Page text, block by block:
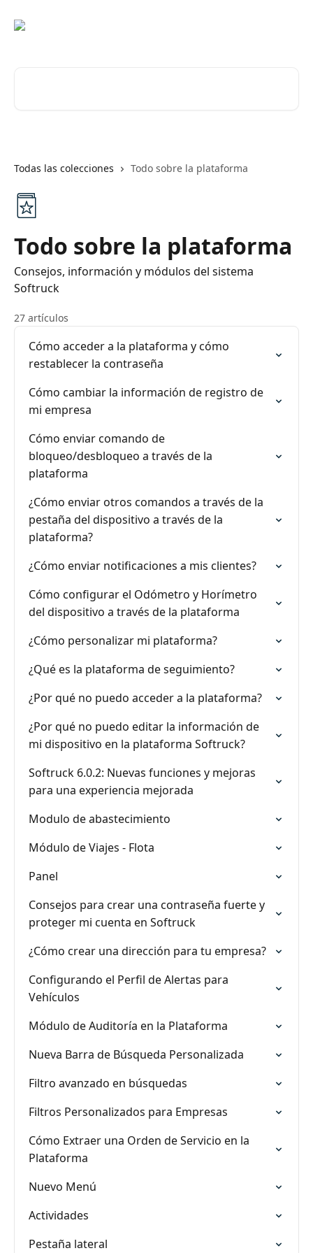
Todas las colecciones Todo sobre la plataforma
Todo sobre la plataforma
Consejos, información y módulos del sistema
Softruck
27 artículos
Cómo acceder a la plataforma y cómo
restablecer la contraseña
Cómo cambiar la información de registro de
mi empresa
Cómo enviar comando de
bloqueo/desbloqueo a través de la
plataforma
¿Cómo enviar otros comandos a través de la
pestaña del dispositivo a través de la
plataforma?
¿Cómo enviar notificaciones a mis clientes?
Cómo configurar el Odómetro y Horímetro
del dispositivo a través de la plataforma
¿Cómo personalizar mi plataforma?
¿Qué es la plataforma de seguimiento?
¿Por qué no puedo acceder a la plataforma?
¿Por qué no puedo editar la información de
mi dispositivo en la plataforma Softruck?
Softruck 6.0.2: Nuevas funciones y mejoras
para una experiencia mejorada
Modulo de abastecimiento
Módulo de Viajes - Flota
Panel
Consejos para crear una contraseña fuerte y
proteger mi cuenta en Softruck
¿Cómo crear una dirección para tu empresa?
Configurando el Perfil de Alertas para
Vehículos
Módulo de Auditoría en la Plataforma
Nueva Barra de Búsqueda Personalizada
Filtro avanzado en búsquedas
Filtros Personalizados para Empresas
Cómo Extraer una Orden de Servicio en la
Plataforma
Nuevo Menú
Actividades
Pestaña lateral